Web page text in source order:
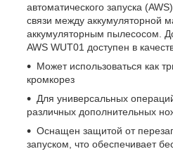
автоматического запуска
связи между аккумуляторной
аккумуляторным пылесосом.
AWS WUT01 доступен в
Может использоваться как
кромкорез
Для универсальных
различных дополнительных
Оснащен защитой от
запуском, что обеспечивает